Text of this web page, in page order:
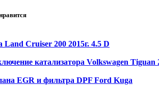
Land Cruiser 200 2015г. 4.5 D
катализатора Volkswagen Tiguan
EGR и фильтра DPF Ford Kuga